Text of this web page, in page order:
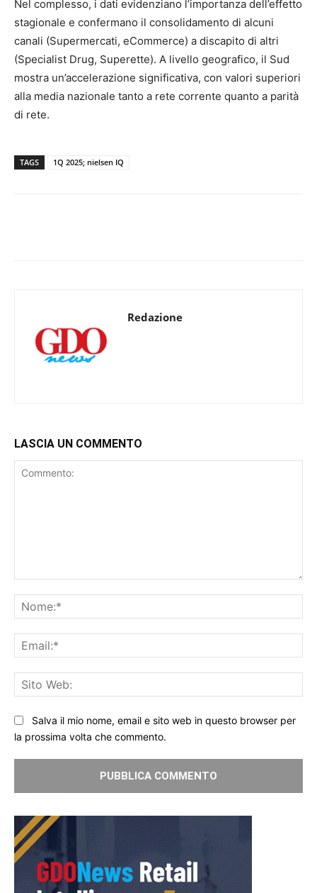
Nel complesso, i dati evidenziano l’importanza dell’effetto
stagionale e confermano il consolidamento di alcuni
canali (Supermercati, eCommerce) a discapito di altri
(Specialist Drug, Superette). A livello geografico, il Sud
mostra un’accelerazione significativa, con valori superiori
alla media nazionale tanto a rete corrente quanto a parità
di rete.
TAGS 1Q 2025; nielsen IQ
Redazione
LASCIA UN COMMENTO
Salva il mio nome, email e sito web in questo browser per
la prossima volta che commento.